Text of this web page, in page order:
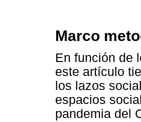
Marco
En función de
este artículo
los lazos
espacios
pandemia del